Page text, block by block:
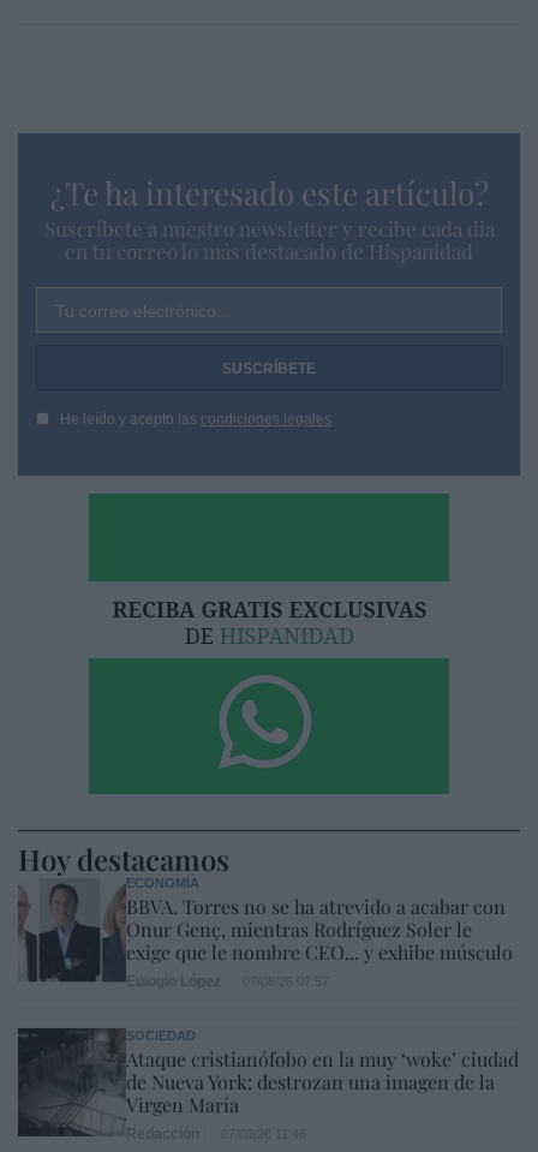
¿Te ha interesado este artículo?
Suscríbete a nuestro newsletter y recibe cada dia
en tu correo lo más destacado de Hispanidad
Tu correo electrónico...
He leído y acepto las condiciones legales
Hoy destacamos
ECONOMÍA
BBVA. Torres no se ha atrevido a acabar con
Onur Genç, mientras Rodríguez Soler le
exige que le nombre CEO... y exhibe músculo
SOCIEDAD
Ataque cristianófobo en la muy ‘woke’ ciudad
de Nueva York: destrozan una imagen de la
Virgen María